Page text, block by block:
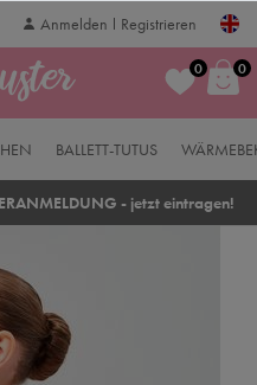
Anmelden Registrieren
0 0
BALLETT-TUTUS
- jetzt eintragen!